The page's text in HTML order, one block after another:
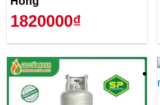
1820000₫